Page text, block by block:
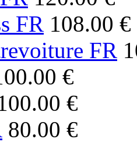
FR 108.00 €
FR
€
€
80.00 €